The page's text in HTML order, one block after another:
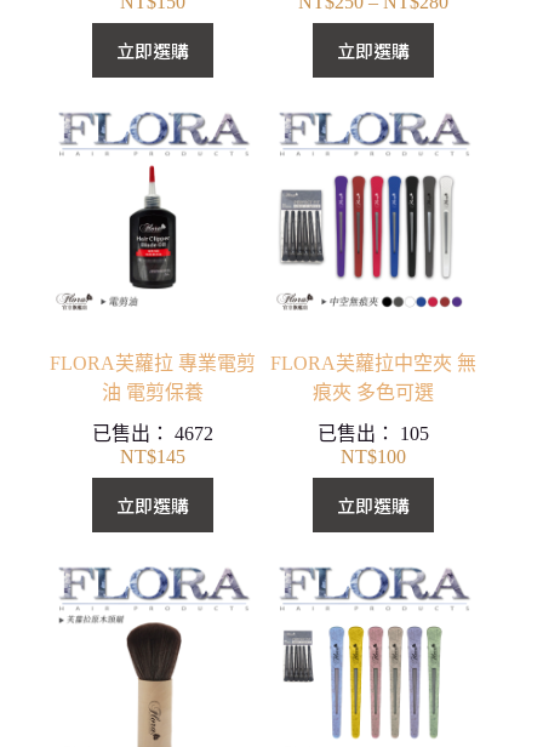
立即選購
價
NT$250
到
立即選購
FLORA芙蘿拉 專業電剪
油 電剪保養
已售出：4672
NT$145
立即選購
FLORA芙蘿拉中空夾 無
痕夾 多色可選
已售出： 105
NT$100
立即選購